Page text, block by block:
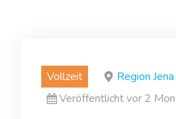
Vollzeit
Region Jena
Veröffentlicht vor 2